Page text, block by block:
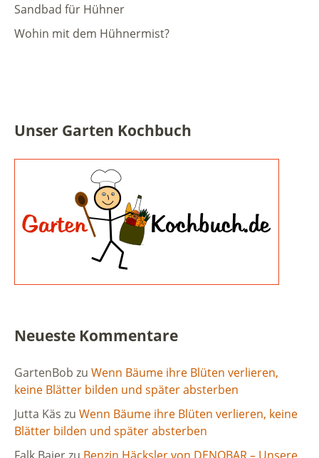
Sandbad für Hühner
Wohin mit dem Hühnermist?
Unser Garten Kochbuch
Neueste Kommentare
GartenBob zu Wenn Bäume ihre Blüten verlieren,
keine Blätter bilden und später absterben
Jutta Käs zu Wenn Bäume ihre Blüten verlieren, keine
Blätter bilden und später absterben
Falk Baierzu Benzin Häcksler von DENQBAR – Unsere